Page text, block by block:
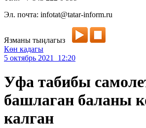
Эл. почта: infotat@tatar-inform.ru
Язманы тыңлагыз
Көн кадагы
5 октябрь 2021 12:20
Уфа табибы
башлаган баланы
калган